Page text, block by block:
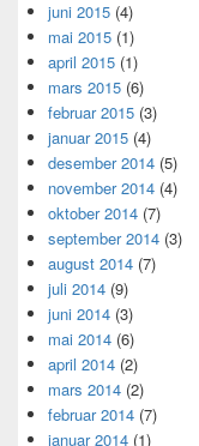
juni 2015 (4)
mai 2015 (1)
april 2015 (1)
mars 2015 (6)
februar 2015 (3)
januar 2015 (4)
desember 2014 (5)
november 2014 (4)
oktober 2014 (7)
september 2014 (3)
august 2014 (7)
juli 2014 (9)
juni 2014 (3)
mai 2014 (6)
april 2014 (2)
mars 2014 (2)
februar 2014 (7)
januar 2014 (1)